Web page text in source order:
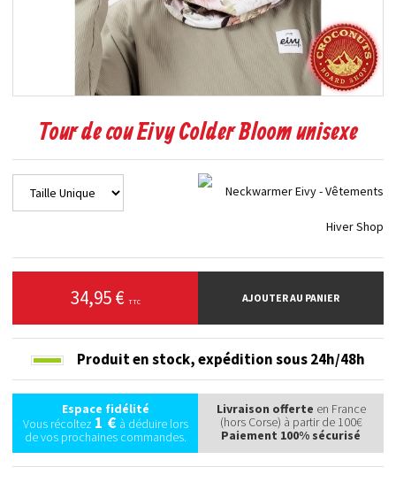
Tour de cou Eivy Colder Bloom unisexe
34,95 € TTC AJOUTER AU PANIER
Produit en stock,expédition sous 24h/48h
Espace fidélité
Vous récoltez 1 €à déduire lors
de vos prochaines commandes.
Livraison offerte en France
(hors Corse) à partir de 100€
Paiement 100% sécurisé